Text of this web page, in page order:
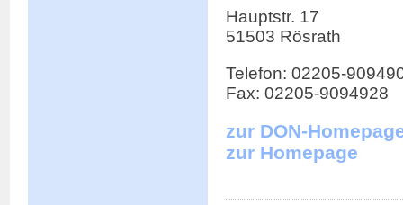
Hauptstr. 17
51503 Rösrath
Telefon: 02205-
Fax: 02205-9094928
zur DON-
zur Homepage